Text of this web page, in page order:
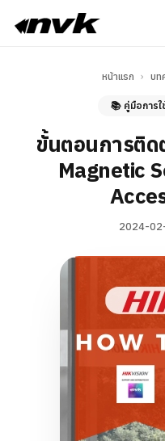
หน้าแรก › บท
📚 คู่มือการใ
ขั้นตอนการติด
Magnetic
2024-